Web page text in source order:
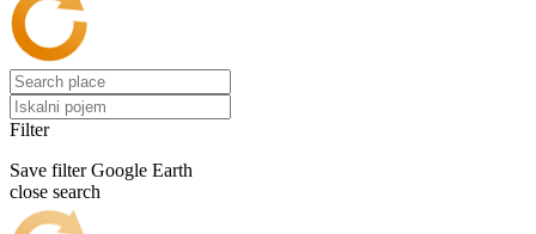
Filter
Save filter Google Earth
close search